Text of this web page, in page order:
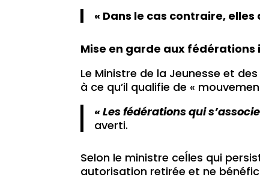
« Dans le cas contraire,
Mise en garde aux fédérations
Le Ministre de la Jeunesse et
à ce qu’il qualifie de «
« Les fédérations qui
averti.
Selon le ministre ceĺles qui
autorisation retirée et ne